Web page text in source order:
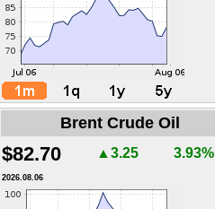
Brent Crude Oil
$82.70 ▲3.25 3.93%
2026.08.06